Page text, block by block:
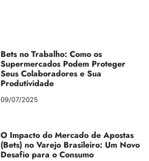
Bets no Trabalho: Como os
Supermercados Podem Proteger
Seus Colaboradores e Sua
Produtividade
09/07/2025
O Impacto do Mercado de Apostas
(Bets) no Varejo Brasileiro: Um Novo
Desafio para o Consumo